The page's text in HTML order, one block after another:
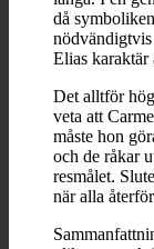
då
nödvändigtvis
Elias karaktär
Det alltför
veta att
måste hon
och de råkar
resmålet.
när alla